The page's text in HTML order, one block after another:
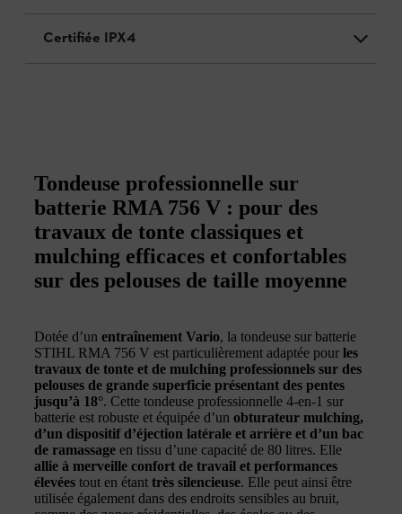
Certifiée IPX4
Tondeuse professionnelle sur
batterie RMA 756 V : pour des
travaux de tonte classiques et
mulching efficaces et confortables
sur des pelouses de taille moyenne
Dotée d’un entraînement Vario, la tondeuse sur batterie
STIHL RMA 756 V est particulièrement adaptée pour les
travaux de tonte et de mulching professionnels sur des
pelouses de grande superficie présentant des pentes
jusqu’à 18°. Cette tondeuse professionnelle 4-en-1 sur
batterie est robuste et équipée d’un obturateur mulching,
d’un dispositif d’éjection latérale et arrière et d’un bac
de ramassage en tissu d’une capacité de 80 litres. Elle
allie à merveille confort de travail et performances
élevées tout en étant très silencieuse. Elle peut ainsi être
utilisée également dans des endroits sensibles au bruit,